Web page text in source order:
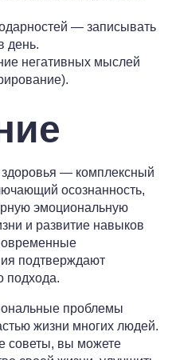
— записывать
день.
негативных мыслей
— комплексный
осознанность,
эмоциональную
и развитие навыков
подтверждают
подхода.
проблемы
жизни многих людей.
советы, вы можете